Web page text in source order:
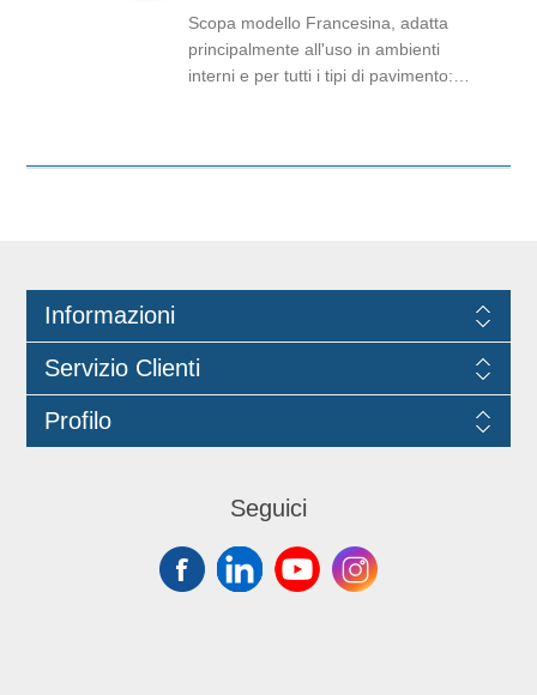
Scopa modello Francesina, adatta
principalmente all'uso in ambienti
interni e per tutti i tipi di pavimento:
Informazioni
Servizio Clienti
Profilo
Seguici